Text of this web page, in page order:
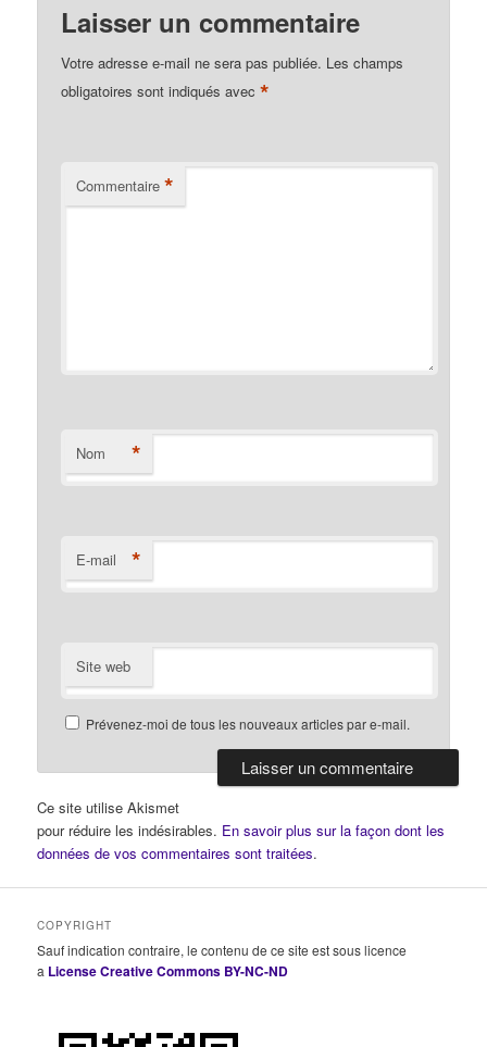
les hommes qui
apprennent…
Laisser un commentaire
Votre adresse e-mail ne sera pas publiée. Les champs
obligatoires sont indiqués avec*
Commentaire *
Nom *
E-mail *
Site web
Prévenez-moi de tous les nouveaux articles par e-mail.
Ce site utilise Akismet
pour réduire les indésirables. En savoir plus sur la façon dont les
données de vos commentaires sont traitées.
COPYRIGHT
Sauf indication contraire, le contenu de ce site est sous licence
a License Creative Commons BY-NC-ND